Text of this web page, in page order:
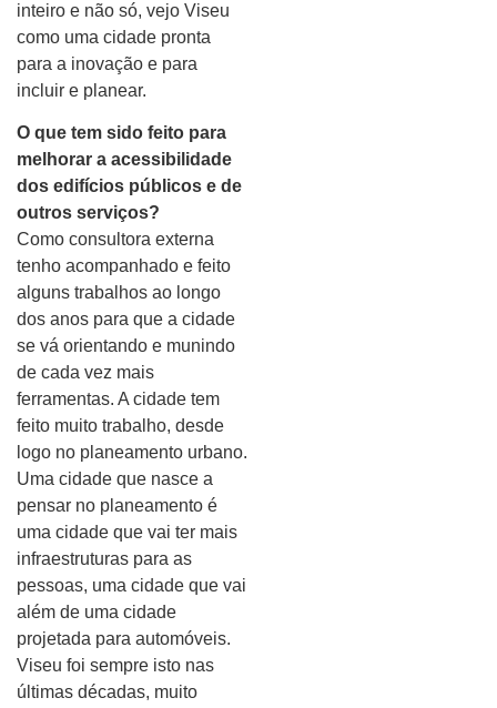
inteiro e não só, vejo Viseu
como uma cidade pronta
para a inovação e para
incluir e planear.
O que tem sido feito para
melhorar a acessibilidade
dos edifícios públicos e de
outros serviços?
Como consultora externa
tenho acompanhado e feito
alguns trabalhos ao longo
dos anos para que a cidade
se vá orientando e munindo
de cada vez mais
ferramentas. A cidade tem
feito muito trabalho, desde
logo no planeamento urbano.
Uma cidade que nasce a
pensar no planeamento é
uma cidade que vai ter mais
infraestruturas para as
pessoas, uma cidade que vai
além de uma cidade
projetada para automóveis.
Viseu foi sempre isto nas
últimas décadas, muito